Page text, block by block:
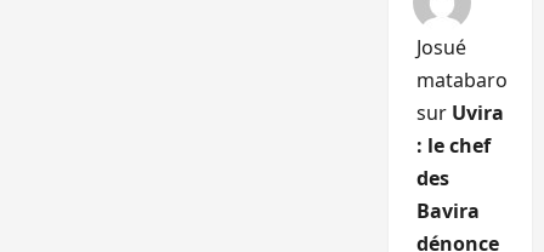
Josué
matabaro
sur Uvira
: le chef
des
Bavira
dénonce